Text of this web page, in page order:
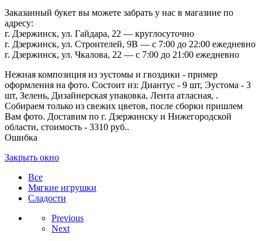
Заказанный букет вы можете забрать у нас в магазине по
адресу:
г. Дзержинск, ул. Гайдара, 22 — круглосуточно
г. Дзержинск, ул. Строителей, 9В — с 7:00 до 22:00 ежедневно
г. Дзержинск, ул. Чкалова, 22 — с 7:00 до 21:00 ежедневно
Нежная композиция из эустомы и гвоздики - пример
оформления на фото. Состоит из: Диантус - 9 шт, Эустома - 3
шт, Зелень, Дизайнерская упаковка, Лента атласная, .
Собираем только из свежих цветов, после сборки пришлем
Вам фото. Доставим по г. Дзержинску и Нижегородской
области, стоимость - 3310 руб..
Ошибка
Закрыть окно
Все
Мягкие игрушки
Сладости
Previous
Next